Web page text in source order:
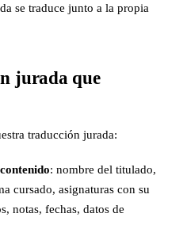
se traduce junto a la propia
jurada que
traducción jurada:
: nombre del titulado,
cursado, asignaturas con su
notas, fechas, datos de